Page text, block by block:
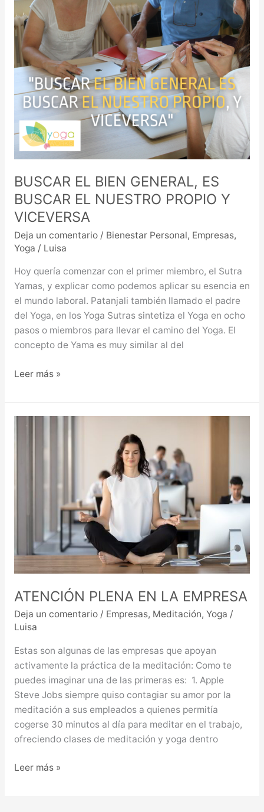
BUSCAR EL BIEN GENERAL, ES
BUSCAR EL NUESTRO PROPIO Y
VICEVERSA
Deja un comentario / Bienestar Personal, Empresas,
Yoga / Luisa
Hoy quería comenzar con el primer miembro, el Sutra
Yamas, y explicar como podemos aplicar su esencia en
el mundo laboral. Patanjali también llamado el padre
del Yoga, en los Yoga Sutras sintetiza el Yoga en ocho
pasos o miembros para llevar el camino del Yoga. El
concepto de Yama es muy similar al del
BUSCAR
EL
NUESTRO
PROPIO
Y
VICEVERSA
Leer más »
ATENCIÓN PLENA EN LA EMPRESA
Deja un comentario / Empresas, Meditación, Yoga /
Luisa
Estas son algunas de las empresas que apoyan
activamente la práctica de la meditación: Como te
puedes imaginar una de las primeras es: 1. Apple
Steve Jobs siempre quiso contagiar su amor por la
meditación a sus empleados a quienes permitía
cogerse 30 minutos al día para meditar en el trabajo,
ofreciendo clases de meditación y yoga dentro
Leer más »